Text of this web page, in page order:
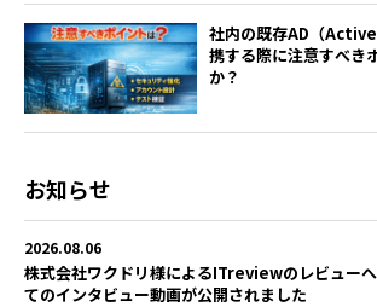
社内の既存AD（
携する際に注意すべき
か？
お知らせ
2026.08.06
株式会社ワクドリ様によるITreviewのレビュー
てのインタビュー動画が公開されました